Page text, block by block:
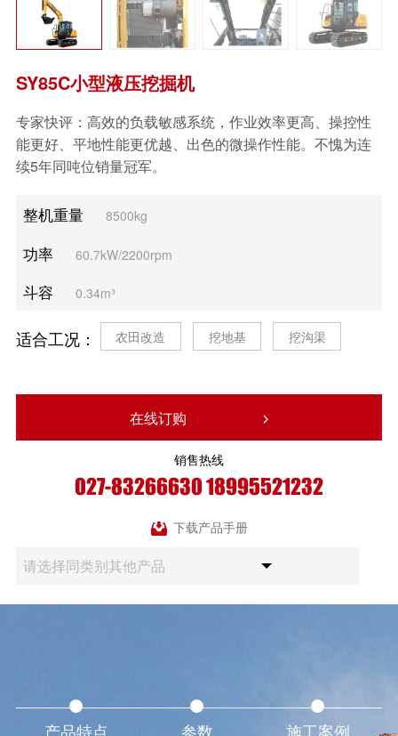
电器类
维修包
其他类
SY85C小型液压挖掘机
专家快评：高效的负载敏感系统，作业效率更高、操控性
能更好、平地性能更优越、出色的微操作性能。不愧为连
续5年同吨位销量冠军。
整机重量 8500kg
功率 60.7kW/2200rpm
斗容 0.34m³
适合工况： 农田改造 挖地基 挖沟渠
在线订购
销售热线
027-8326663018995521232
下载产品手册
请选择同类别其他产品
产品特点 参数 施工案例